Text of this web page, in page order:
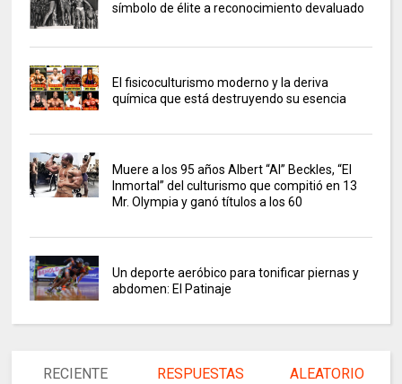
símbolo de élite a reconocimiento devaluado
El fisicoculturismo moderno y la deriva
química que está destruyendo su esencia
Muere a los 95 años Albert “Al” Beckles, “El
Inmortal” del culturismo que compitió en 13
Mr. Olympia y ganó títulos a los 60
Un deporte aeróbico para tonificar piernas y
abdomen: El Patinaje
RECIENTE RESPUESTAS ALEATORIO